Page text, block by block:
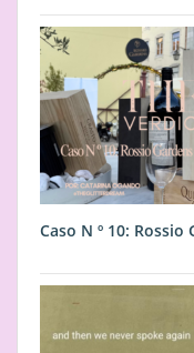
Caso N º 10: